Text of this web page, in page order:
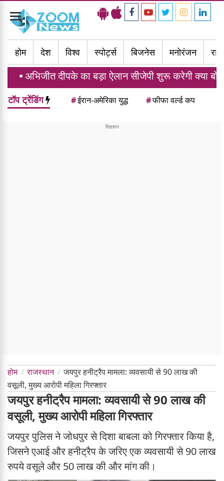
Toggle
navigation
होम
देश विश्व स्पोर्ट्स बिजनेस मनोरंजन
दीपके का बड़ा ऐलान सीजेपी शुरू करेगी क्या बोलती पब्लिक
टॉप ट्रेंडिंग #ईरान-अमेरिका युद्ध #फीफा वर्ल्ड कप
होम राजस्थान
जयपुर हनीट्रैप मामला: व्यवसायी से 90 लाख की
वसूली, मुख्य आरोपी महिला गिरफ्तार
जयपुर हनीट्रैप मामला: व्यवसायी से 90 लाख की
वसूली, मुख्य आरोपी महिला गिरफ्तार
जयपुर पुलिस ने जोधपुर से दिशा बाबला को गिरफ्तार किया है,
जिसने एआई और हनीट्रैप के जरिए एक व्यवसायी से 90 लाख
रुपये वसूले और 50 लाख की और मांग की।